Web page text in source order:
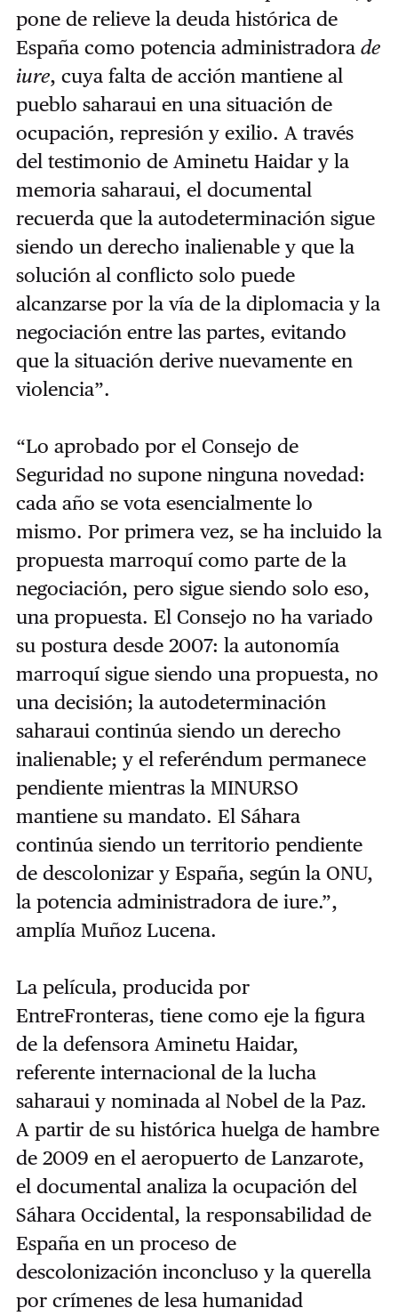
pone de relieve la deuda histórica de
España como potencia administradora de
iure, cuya falta de acción mantiene al
pueblo saharaui en una situación de
ocupación, represión y exilio. A través
del testimonio de Aminetu Haidar y la
memoria saharaui, el documental
recuerda que la autodeterminación sigue
siendo un derecho inalienable y que la
solución al conflicto solo puede
alcanzarse por la vía de la diplomacia y la
negociación entre las partes, evitando
que la situación derive nuevamente en
violencia”.
“Lo aprobado por el Consejo de
Seguridad no supone ninguna novedad:
cada año se vota esencialmente lo
mismo. Por primera vez, se ha incluido la
propuesta marroquí como parte de la
negociación, pero sigue siendo solo eso,
una propuesta. El Consejo no ha variado
su postura desde 2007: la autonomía
marroquí sigue siendo una propuesta, no
una decisión; la autodeterminación
saharaui continúa siendo un derecho
inalienable; y el referéndum permanece
pendiente mientras la MINURSO
mantiene su mandato. El Sáhara
continúa siendo un territorio pendiente
de descolonizar y España, según la ONU,
la potencia administradora de iure.”,
amplía Muñoz Lucena.
La película, producida por
EntreFronteras, tiene como eje la figura
de la defensora Aminetu Haidar,
referente internacional de la lucha
saharaui y nominada al Nobel de la Paz.
A partir de su histórica huelga de hambre
de 2009 en el aeropuerto de Lanzarote,
el documental analiza la ocupación del
Sáhara Occidental, la responsabilidad de
España en un proceso de
descolonización inconcluso y la querella
por crímenes de lesa humanidad